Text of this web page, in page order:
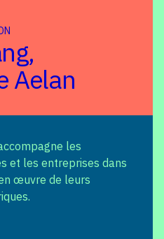
Aelan
les
et les entreprises dans
œuvre de leurs